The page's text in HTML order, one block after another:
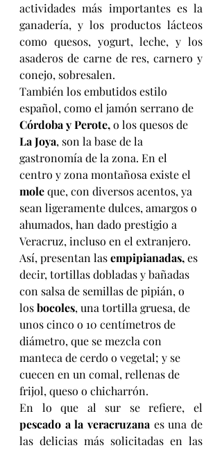
actividades más importantes es la
ganadería, y los productos lácteos
como quesos, yogurt, leche, y los
asaderos de carne de res, carnero y
conejo, sobresalen.
También los embutidos estilo
español, como el jamón serrano de
Córdoba y Perote, o los quesos de
La Joya, son la base de la
gastronomía de la zona. En el
centro y zona montañosa existe el
mole que, con diversos acentos, ya
sean ligeramente dulces, amargos o
ahumados, han dado prestigio a
Veracruz, incluso en el extranjero.
Así, presentan las empipianadas, es
decir, tortillas dobladas y bañadas
con salsa de semillas de pipián, o
los bocoles, una tortilla gruesa, de
unos cinco o 10 centímetros de
diámetro, que se mezcla con
manteca de cerdo o vegetal; y se
cuecen en un comal, rellenas de
frijol, queso o chicharrón.
pescado a la veracruzana es una de
las delicias más solicitadas en las